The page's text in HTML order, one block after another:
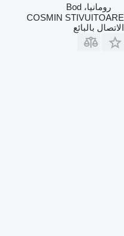
رومانيا، Bod
COSMIN STIVUITOARE
الاتصال بالبائع